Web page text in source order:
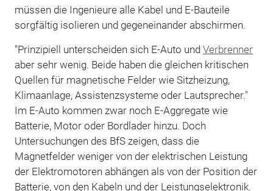
müssen die Ingenieure alle Kabel und E-Bauteile
sorgfältig isolieren und gegeneinander abschirmen.
"Prinzipiell unterscheiden sich E-Auto und Verbrenner
aber sehr wenig. Beide haben die gleichen kritischen
Quellen für magnetische Felder wie Sitzheizung,
Klimaanlage, Assistenzsysteme oder Lautsprecher."
Im E-Auto kommen zwar noch E-Aggregate wie
Batterie, Motor oder Bordlader hinzu. Doch
Untersuchungen des BfS zeigen, dass die
Magnetfelder weniger von der elektrischen Leistung
der Elektromotoren abhängen als von der Position der
Batterie, von den Kabeln und der Leistungselektronik.